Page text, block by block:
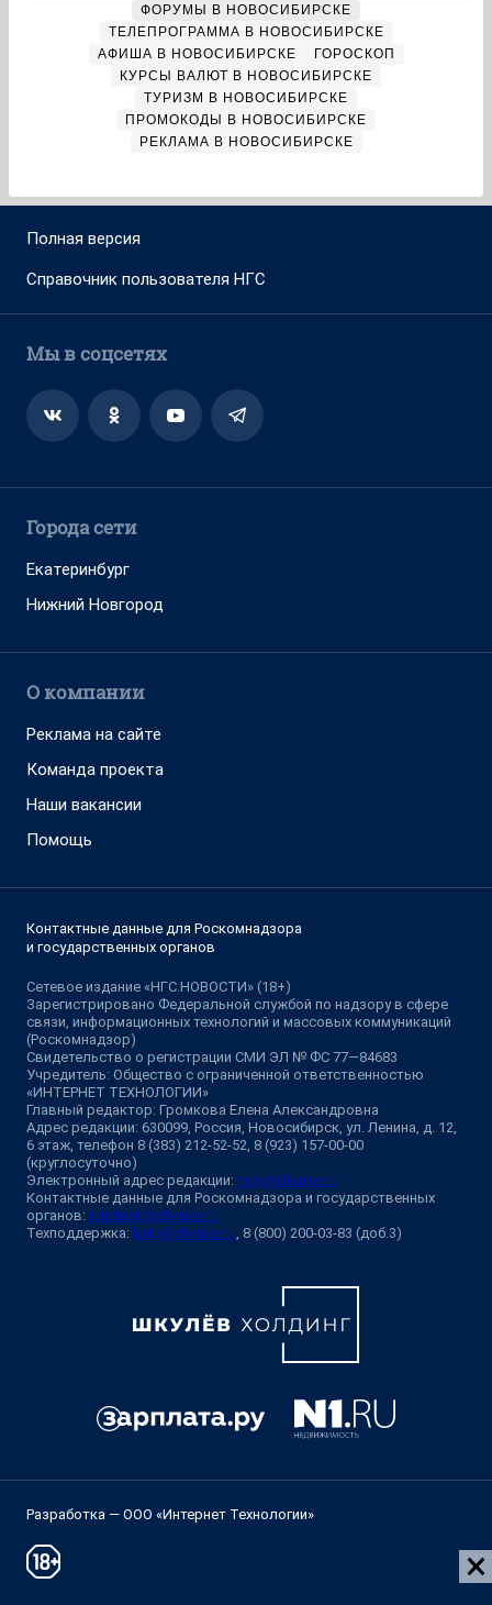
ФОРУМЫ В НОВОСИБИРСКЕ
ТЕЛЕПРОГРАММА В НОВОСИБИРСКЕ
АФИША В НОВОСИБИРСКЕ
ГОРОСКОП
КУРСЫ ВАЛЮТ В НОВОСИБИРСКЕ
ТУРИЗМ В НОВОСИБИРСКЕ
ПРОМОКОДЫ В НОВОСИБИРСКЕ
РЕКЛАМА В НОВОСИБИРСКЕ
Полная версия
Справочник пользователя НГС
Мы в соцсетях
Города сети
Екатеринбург
Нижний Новгород
О компании
Реклама на сайте
Команда проекта
Наши вакансии
Помощь
Контактные данные для Роскомнадзора
и государственных органов
Сетевое издание «НГС.НОВОСТИ» (18+)
Зарегистрировано Федеральной службой по надзору в сфере
связи, информационных технологий и массовых коммуникаций
(Роскомнадзор)
Свидетельство о регистрации СМИ ЭЛ № ФС 77—84683
Учредитель: Общество с ограниченной ответственностью
«ИНТЕРНЕТ ТЕХНОЛОГИИ»
Главный редактор: Громкова Елена Александровна
Адрес редакции: 630099, Россия, Новосибирск, ул. Ленина, д. 12,
6 этаж, телефон 8 (383) 212-52-52, 8 (923) 157-00-00
(круглосуточно)
Электронный адрес редакции: ngs@shkulev.ru
Контактные данные для Роскомнадзора и государственных
органов: juristnsk@shkulev.ru
Техподдержка: help@shkulev.ru , 8 (800) 200-03-83 (доб.3)
Разработка — ООО «Интернет Технологии»